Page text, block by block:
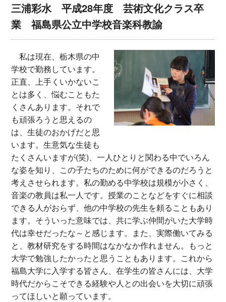
三浦彩水 平成28年度 芸術文化クラス卒
業 福島県公立中学校音楽科教諭
私は現在、栃木県の中
学校で勤務しています。
正直、上手くいかないこ
とは多く、悩むこともた
くさんあります。それで
も頑張ろうと思えるの
は、生徒のおかげだと思
います。生意気な生徒も
たくさんいますが(笑)、一人ひとりと関わる中でいろん
な姿を知り、この子たちのために何ができるのだろうと
考えさせられます。私の勤める中学校は規模が小さく、
音楽の教員は私一人です。授業のことなどをすぐに相談
できる人がおらず、他の中学校の先生を頼ることもあり
ます。そういった意味では、共に学ぶ仲間がいた大学時
代は幸せだったな～と感じます。また、実際働いてみる
と、教材研究をする時間はなかなか作れません。もっと
大学で勉強したかったと思うこともあります。これから
福島大学に入学する皆さん、在学生の皆さんには、大学
時代だからこそできる経験や人との出会いを大切に頑張
ってほしいと願っています。